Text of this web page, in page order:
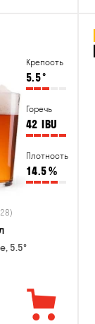
Крепость
5.5°
Горечь
42 IBU
Плотность
14.5%
5.5°